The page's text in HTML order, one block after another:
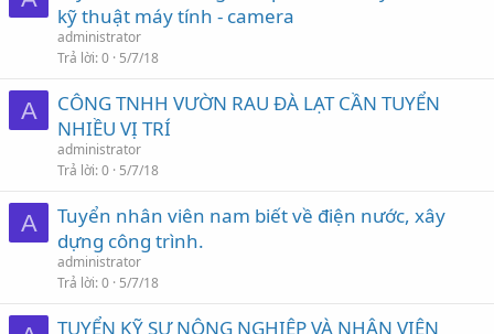
kỹ thuật máy tính - camera
administrator
Trả lời 0 5/7/18
A
CÔNG TNHH VƯỜN RAU ĐÀ LẠT CẦN TUYỂN
NHIỀU VỊ TRÍ
administrator
Trả lời 0 5/7/18
A
Tuyển nhân viên nam biết về điện nước, xây
dựng công trình.
administrator
Trả lời 0 5/7/18
TUYỂN KỸ SƯ NÔNG NGHIỆP VÀ NHÂN VIÊN